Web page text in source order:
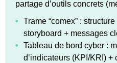
partage d’outils concrets
•
Trame “comex” :
storyboard + messages
•
Tableau de bord cyber :
d’indicateurs (KPI/KRI) +